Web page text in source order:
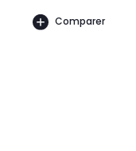
Comparer